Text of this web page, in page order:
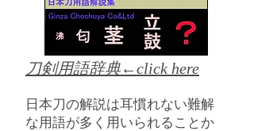
刀剣用語辞典←click here
日本刀の解説は耳慣れない難解
な用語が多く用いられることか